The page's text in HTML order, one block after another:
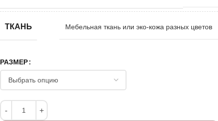
ТКАНЬ Мебельная ткань или эко-кожа разных цветов
РАЗМЕР